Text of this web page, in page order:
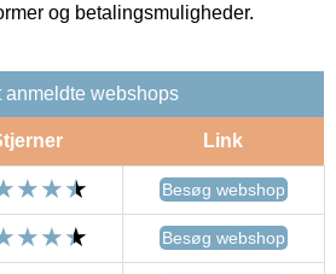
og betalingsmuligheder.
anmeldte webshops
Link
Besøg webshop
Besøg webshop